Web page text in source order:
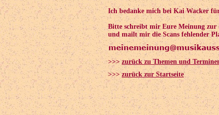
Ich bedanke mich bei Kai Wacker
Bitte schreibt mir Eure Meinung zur
und mailt mir die Scans fehlender
>>>zurück zu Themen und
>>>zurück zur Startseite